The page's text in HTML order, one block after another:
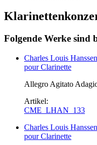
Folgende Werke sind
Charles Louis
pour Clarinette
Allegro Agitato
Artikel:
CME_LHAN_133
Charles Louis
pour Clarinette